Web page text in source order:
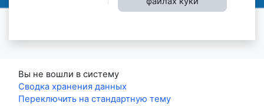
Вы не вошли в систему
Сводка хранения данных
Переключить на стандартную тему